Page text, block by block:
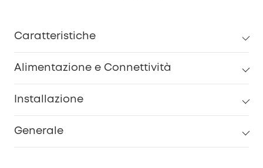
Caratteristiche
Alimentazione e Connettività
Installazione
Generale